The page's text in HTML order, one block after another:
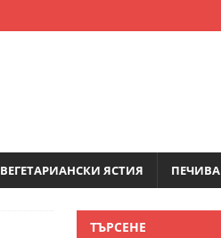
ВЕГЕТАРИАНСКИ ЯСТИЯ ПЕЧИВА
ТЪРСЕНЕ